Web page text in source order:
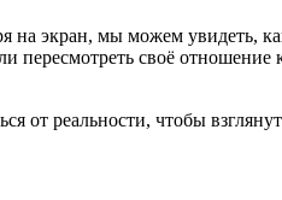
экран, мы можем увидеть,
пересмотреть своё
от реальности, чтобы